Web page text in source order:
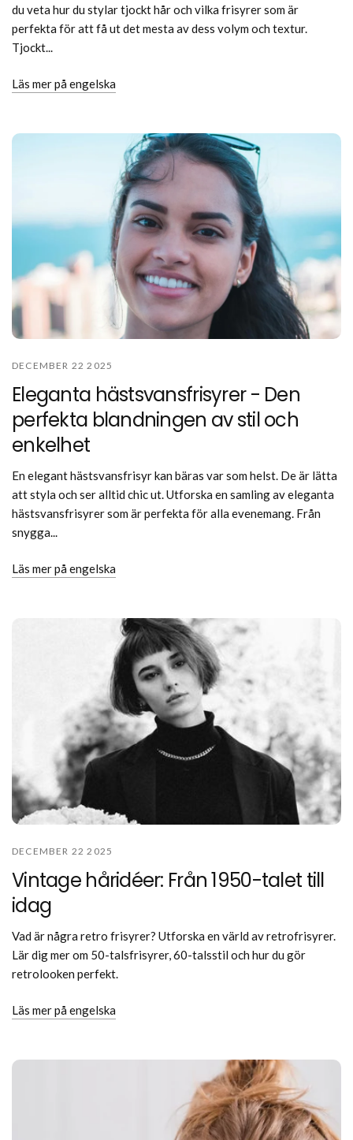
du veta hur du stylar tjockt hår och vilka frisyrer som är
perfekta för att få ut det mesta av dess volym och textur.
Tjockt...
Läs mer på engelska
DECEMBER 22 2025
Eleganta hästsvansfrisyrer - Den
perfekta blandningen av stil och
enkelhet
En elegant hästsvansfrisyr kan bäras var som helst. De är lätta
att styla och ser alltid chic ut. Utforska en samling av eleganta
hästsvansfrisyrer som är perfekta för alla evenemang. Från
snygga...
Läs mer på engelska
DECEMBER 22 2025
Vintage håridéer: Från 1950-talet till
idag
Vad är några retro frisyrer? Utforska en värld av retrofrisyrer.
Lär dig mer om 50-talsfrisyrer, 60-talsstil och hur du gör
retrolooken perfekt.
Läs mer på engelska